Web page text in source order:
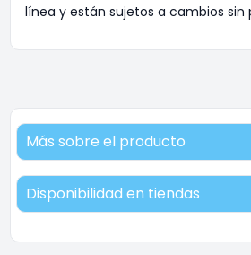
línea y están sujetos a cambios sin
Más sobre el producto
Disponibilidad en tiendas